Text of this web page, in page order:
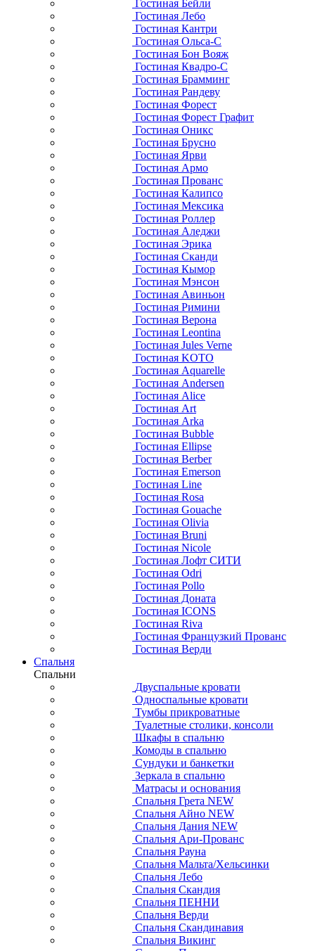
Гостиная Бейли
Гостиная Лебо
Гостиная Кантри
Гостиная Ольса-С
Гостиная Бон Вояж
Гостиная Квадро-С
Гостиная Брамминг
Гостиная Рандеву
Гостиная Форест
Гостиная Форест Графит
Гостиная Оникс
Гостиная Брусно
Гостиная Ярви
Гостиная Армо
Гостиная Прованс
Гостиная Калипсо
Гостиная Мексика
Гостиная Роллер
Гостиная Аледжи
Гостиная Эрика
Гостиная Сканди
Гостиная Кымор
Гостиная Мэнсон
Гостиная Авиньон
Гостиная Римини
Гостиная Верона
Гостиная Leontina
Гостиная Jules Verne
Гостиная KOTO
Гостиная Aquarelle
Гостиная Andersen
Гостиная Alice
Гостиная Art
Гостиная Arka
Гостиная Bubble
Гостиная Ellipse
Гостиная Berber
Гостиная Emerson
Гостиная Line
Гостиная Rosa
Гостиная Gouache
Гостиная Olivia
Гостиная Bruni
Гостиная Nicole
Гостиная Лофт СИТИ
Гостиная Odri
Гостиная Pollo
Гостиная Доната
Гостиная ICONS
Гостиная Riva
Гостиная Французкий Прованс
Гостиная Верди
Спальня
Спальни
Двуспальные кровати
Односпальные кровати
Тумбы прикроватные
Туалетные столики, консоли
Шкафы в спальню
Комоды в спальню
Сундуки и банкетки
Зеркала в спальню
Матрасы и основания
Спальня Грета NEW
Спальня Айно NEW
Спальня Дания NEW
Спальня Ари-Прованс
Спальня Рауна
Спальня Мальта/Хельсинки
Спальня Лебо
Спальня Скандия
Спальня ПЕННИ
Спальня Верди
Спальня Скандинавия
Спальня Викинг